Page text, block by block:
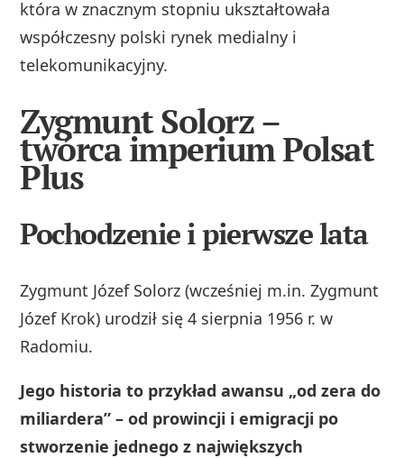
która w znacznym stopniu ukształtowała
współczesny polski rynek medialny i
telekomunikacyjny.
Zygmunt Solorz –
twórca imperium Polsat
Plus
Pochodzenie i pierwsze lata
Zygmunt Józef Solorz (wcześniej m.in. Zygmunt
Józef Krok) urodził się 4 sierpnia 1956 r. w
Radomiu.
Jego historia to przykład awansu „od zera do
miliardera” – od prowincji i emigracji po
stworzenie jednego z największych